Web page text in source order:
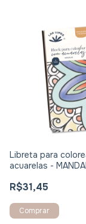
Libreta para
acuarelas -
R$31,45